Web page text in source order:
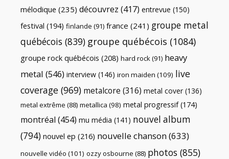
mélodique (235) découvrez (417) entrevue (150)
festival (194) finlande (91) france (241) groupe metal
québécois (839) groupe québécois (1084)
groupe rock québécois (208) hard rock (91) heavy
metal (546) interview (146) iron maiden (109) live
coverage (969) metalcore (316) metal cover (136)
metal extrême (88) metallica (98) metal progressif(174)
montréal (454) mu média (141) nouvel album
(794) nouvel ep (216) nouvelle chanson(633)
nouvelle vidéo (101) ozzy osbourne (88) photos (855)